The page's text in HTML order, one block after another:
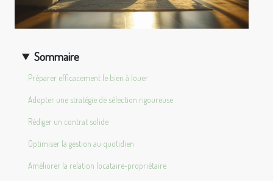
Sommaire
Préparer efficacement le bien à louer
Adopter une stratégie de sélection rigoureuse
Rédiger un contrat solide
Optimiser la gestion au quotidien
Améliorer la relation locataire-propriétaire